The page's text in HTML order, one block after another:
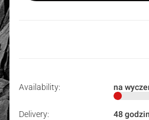
Availability: na
Delivery:
48 godzin